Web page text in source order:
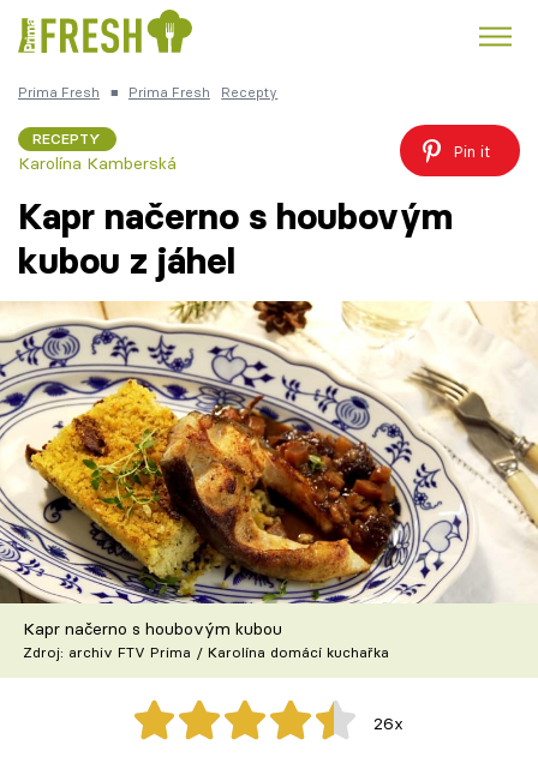
Česká kuchyně
Témata
Recepty
Články
TV Program
Škola vaření
Recepty z TV
Speciál: Cuketa
Těhotnej kuchař
Prima Fresh ■ Prima Fresh Recepty
RECEPTY
Karolína Kamberská
Pin it
Kapr načerno s houbovým
kubou z jáhel
Kapr načerno s houbovým kubou
Zdroj: archiv FTV Prima / Karolína domácí kuchařka
26x